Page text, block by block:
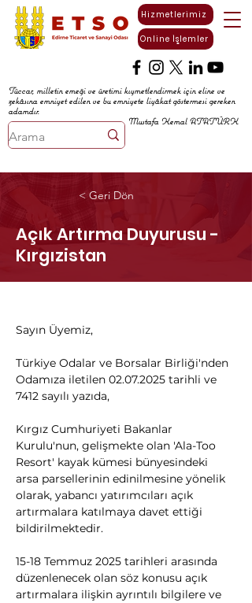
Online İşlemler
Hizmetlerimiz
Tüccar, milletin emeği ve üretimi kıymetlendirmek için eline ve
zekâsına emniyet edilen ve bu emniyete liyâkat göstermesi gereken
adamdır.
Mustafa Kemal ATATÜRK
< Geri Dön
Açık Artırma Duyurusu -
Kırgızistan
Sayın Üyemiz,
Türkiye Odalar ve Borsalar Birliği'nden
Odamıza iletilen 02.07.2025 tarihli ve
7412 sayılı yazıda,
Kırgız Cumhuriyeti Bakanlar
Kurulu'nun, gelişmekte olan 'Ala-Too
Resort' kayak kümesi bünyesindeki
arsa parsellerinin edinilmesine yönelik
olarak, yabancı yatırımcıları açık
artırmalara katılmaya davet ettiği
bildirilmektedir.
15-18 Temmuz 2025 tarihleri arasında
düzenlenecek olan söz konusu açık
artırmalara ilişkin ayrıntılı bilgilere ve